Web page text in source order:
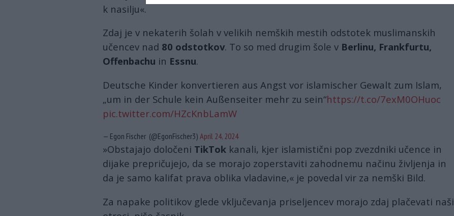
k nasilju«.
Zdaj je v nekaterih šolah v velikih nemških mestih odstotek muslimanskih
učencev nad 80 odstotkov. To so med drugim šole v Berlinu, Frankfurtu,
Offenbachu in Essnu.
Deutsche Kinder konvertieren aus Angst vor islamischer Gewalt zum Islam,
„um in der Schule kein Außenseiter mehr zu sein“https://t.co/7exM0OHuoc
pic.twitter.com/HZcKnbLamW
— Egon Fischer (@EgonFischer3) April 24, 2024
»Obstajajo določeni TikTok kanali, kjer islamistični pop zvezdniki učence in
dijake prepričujejo, da se morajo zoperstaviti zahodnemu načinu življenja in
da je samo kalifat prava oblika vladavine,« je povedal vir za nemški Bild.
Za napake politikov glede vključevanja priseljencev morajo zdaj plačevati naši